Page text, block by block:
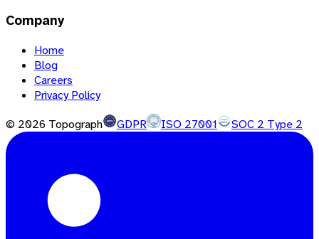
Company
Home
Blog
Careers
Privacy Policy
© 2026 Topograph GDPR ISO 27001 SOC 2 Type 2